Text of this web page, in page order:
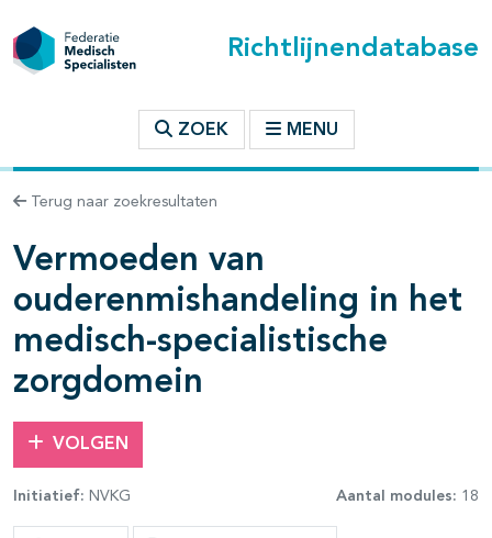
Richtlijnendatabase
ZOEK MENU
Terug naar zoekresultaten
Vermoeden van
ouderenmishandeling in het
medisch-specialistische
zorgdomein
VOLGEN
Initiatief: NVKG Aantal modules: 18
openklappen
open- en dichtklappen